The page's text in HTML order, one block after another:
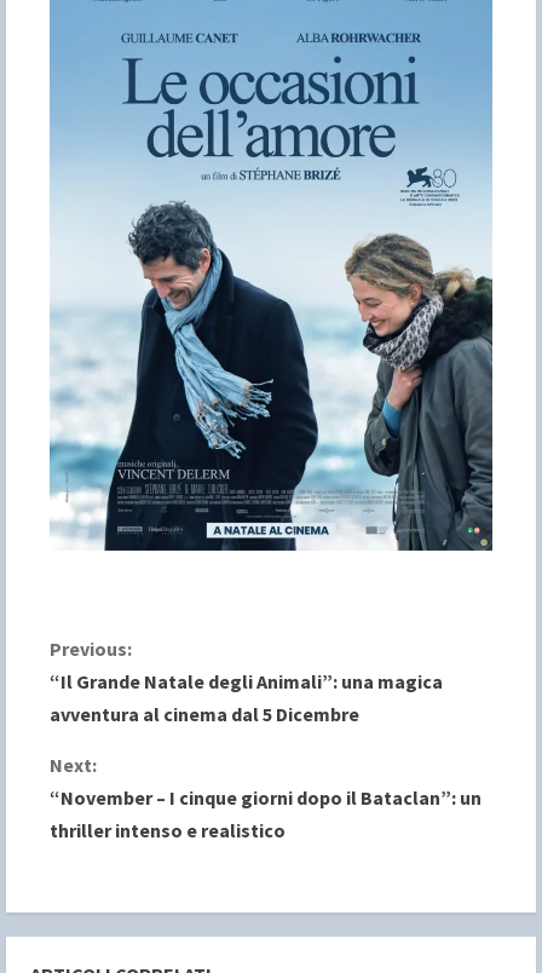
C
o
n
t
n
u
Previous:
“Il Grande Natale degli Animali”: una magica
avventura al cinema dal 5 Dicembre
Next:
“November – I cinque giorni dopo il Bataclan”: un
thriller intenso e realistico